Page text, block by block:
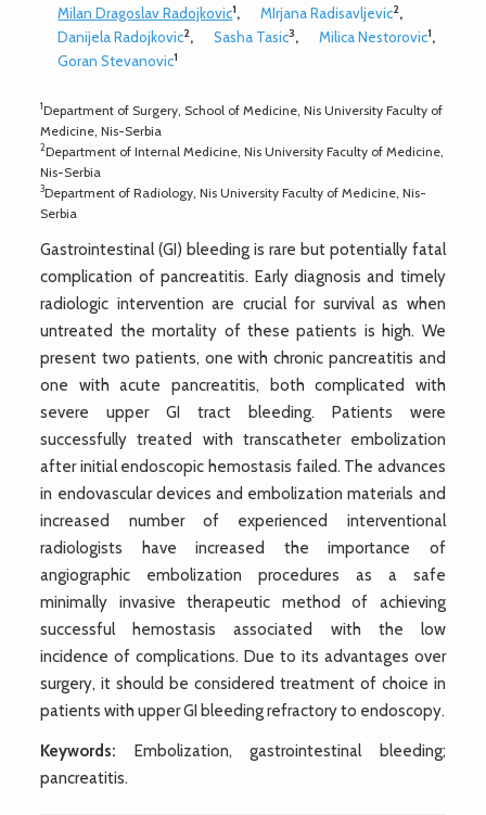
Milan Dragoslav Radojkovic1, MIrjana Radisavljevic2,
Danijela Radojkovic2, Sasha Tasic3, Milica Nestorovic1,
Goran Stevanovic1
1Department of Surgery, School of Medicine, Nis University Faculty of
Medicine, Nis-Serbia
2Department of Internal Medicine, Nis University Faculty of Medicine,
Nis-Serbia
3Department of Radiology, Nis University Faculty of Medicine, Nis-
Serbia
Gastrointestinal (GI) bleeding is rare but potentially fatal
complication of pancreatitis. Early diagnosis and timely
radiologic intervention are crucial for survival as when
untreated the mortality of these patients is high. We
present two patients, one with chronic pancreatitis and
one with acute pancreatitis, both complicated with
severe upper GI tract bleeding. Patients were
successfully treated with transcatheter embolization
after initial endoscopic hemostasis failed. The advances
in endovascular devices and embolization materials and
increased number of experienced interventional
radiologists have increased the importance of
angiographic embolization procedures as a safe
minimally invasive therapeutic method of achieving
successful hemostasis associated with the low
incidence of complications. Due to its advantages over
surgery, it should be considered treatment of choice in
patients with upper GI bleeding refractory to endoscopy.
Keywords: Embolization, gastrointestinal bleeding;
pancreatitis.